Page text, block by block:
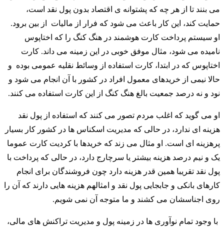
می بنند تا از هر چه که پشتوانه ی اقتصاد بدون پول نقد است،
حمایت کند، این کار باعث می شود که فرار از مالیات از بین برود.
او سیستم پرداخت کارت هوشمند در هنگ کنگ را که اختاپوس
نامیده می شود، مثال موفق خوبی در این زمینه می داند. کارت
اختاپوس که در ابتدا، کارت استفاده از وسائط نقلیه عمومی بوده و
حالا نیمی از خریدهای معمول افراد در کشور با آن انجام می شود و
نود و نه درصد جمعیت بالغ هنگ کنگ از این کارت استفاده می کنند.
او می گوید که اغلب مردم تصور می کنند که استفاده از پول نقد
هزینه ای ندارد، در حالی که مدیریت اسکناس ها در کشور کار بسیار
پرهزینه ای است. او مثال می زند که خریدها با کردیت کارت عموما
یک و نیم درصد هزینه بیشتر یا سرچارج دارد، در حالی که پرداخت با
پول نقد تقریبا همین قدر هزینه دارد چون فروشندگان برای انجام
کارهای بانکی و جابجایی پول نقد و امثالهم هزینه هایی دارند که آن را
روی اجناسشان می کشند و ما متوجه آن نمی شویم.
با وجود تمام نوآوری ها در زمینه پول و مدیریت تراکنش های مالی،